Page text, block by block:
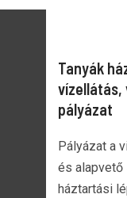
Tanyák
vízellátás,
pályázat
Pályázat a
és alapvető
háztartási